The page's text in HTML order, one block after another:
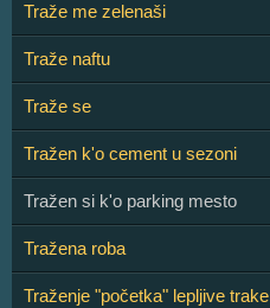
Traže me zelenaši
Traže naftu
Traže se
Tražen k'o cement u sezoni
Tražen si k'o parking mesto
Tražena roba
Traženje "početka" lepljive trake